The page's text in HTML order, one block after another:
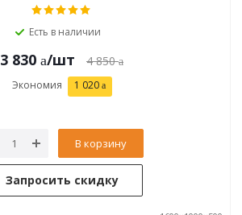
Есть в наличии
3 830 /шт 4 850
Экономия 1 020
В корзину
Запросить скидку